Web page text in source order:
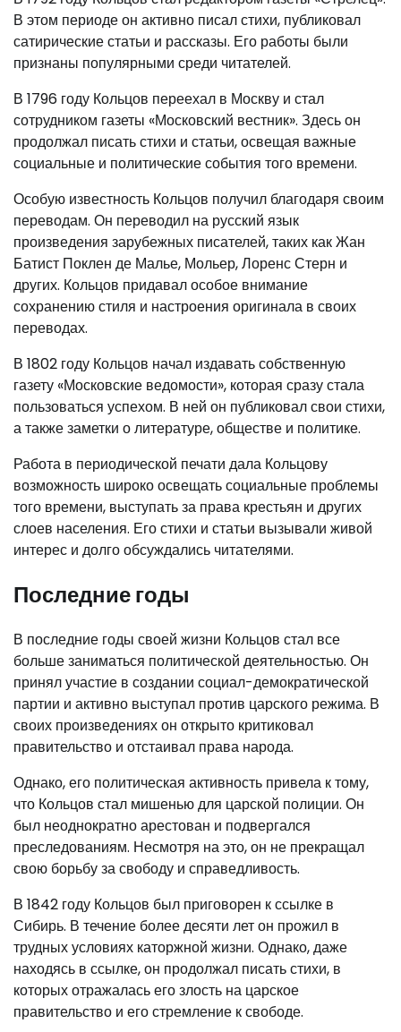
В этом периоде он активно писал стихи, публиковал
сатирические статьи и рассказы. Его работы были
признаны популярными среди читателей.
В 1796 году Кольцов переехал в Москву и стал
сотрудником газеты «Московский вестник». Здесь он
продолжал писать стихи и статьи, освещая важные
социальные и политические события того времени.
Особую известность Кольцов получил благодаря своим
переводам. Он переводил на русский язык
произведения зарубежных писателей, таких как Жан
Батист Поклен де Малье, Мольер, Лоренс Стерн и
других. Кольцов придавал особое внимание
сохранению стиля и настроения оригинала в своих
переводах.
В 1802 году Кольцов начал издавать собственную
газету «Московские ведомости», которая сразу стала
пользоваться успехом. В ней он публиковал свои стихи,
а также заметки о литературе, обществе и политике.
Работа в периодической печати дала Кольцову
возможность широко освещать социальные проблемы
того времени, выступать за права крестьян и других
слоев населения. Его стихи и статьи вызывали живой
интерес и долго обсуждались читателями.
Последние годы
В последние годы своей жизни Кольцов стал все
больше заниматься политической деятельностью. Он
принял участие в создании социал-демократической
партии и активно выступал против царского режима. В
своих произведениях он открыто критиковал
правительство и отстаивал права народа.
Однако, его политическая активность привела к тому,
что Кольцов стал мишенью для царской полиции. Он
был неоднократно арестован и подвергался
преследованиям. Несмотря на это, он не прекращал
свою борьбу за свободу и справедливость.
В 1842 году Кольцов был приговорен к ссылке в
Сибирь. В течение более десяти лет он прожил в
трудных условиях каторжной жизни. Однако, даже
находясь в ссылке, он продолжал писать стихи, в
которых отражалась его злость на царское
правительство и его стремление к свободе.